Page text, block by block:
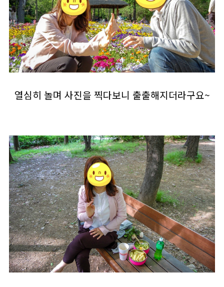
열심히 놀며 사진을 찍다보니 출출해지더라구요~